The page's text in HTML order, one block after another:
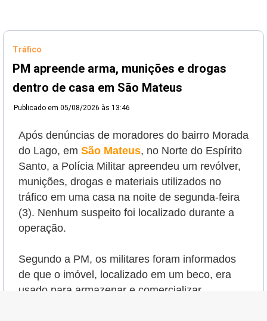
Tráfico
PM apreende arma, munições e drogas
dentro de casa em São Mateus
Publicado em 05/08/2026 às 13:46
Após denúncias de moradores do bairro Morada
do Lago, em São Mateus, no Norte do Espírito
Santo, a Polícia Militar apreendeu um revólver,
munições, drogas e materiais utilizados no
tráfico em uma casa na noite de segunda-feira
(3). Nenhum suspeito foi localizado durante a
operação.
Segundo a PM, os militares foram informados
de que o imóvel, localizado em um beco, era
usado para armazenar e comercializar